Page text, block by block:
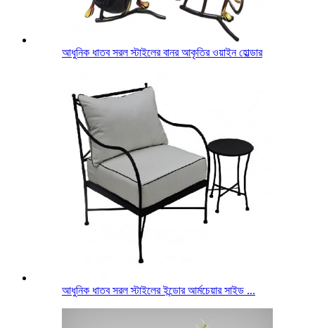
আধুনিক ধাতব সরল স্টাইলের বানর আকৃতির ওয়াইন হোল্ডার
আধুনিক ধাতব সরল স্টাইলের ইন্ডোর আর্মচেয়ার সাইড ...